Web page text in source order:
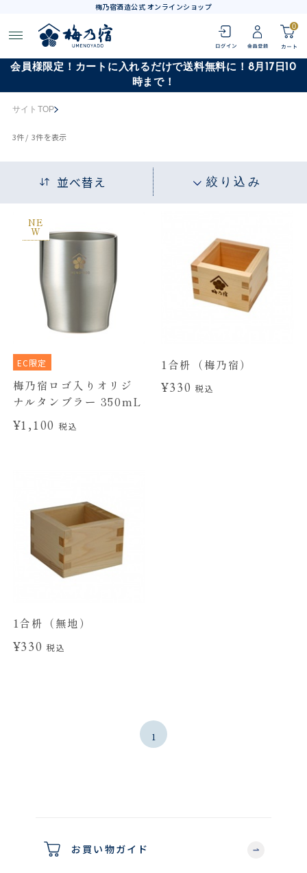
梅乃宿酒造公式 オンラインショップ
0
会員様限定！カートに入れるだけで送料無料に！8月17日10
時まで！
サイトTOP
3件 / 3件を表示
並べ替え 絞り込み
NE
W
EC限定
梅乃宿ロゴ入りオリジ
ナルタンブラー 350mL
¥1,100税込
1合枡（梅乃宿）
¥330税込
1合枡（無地）
¥330税込
1
お買い物ガイド